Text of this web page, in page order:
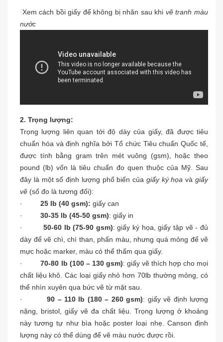
Xem cách bồi giấy để không bị nhăn sau khi vẽ tranh màu
nước
2. Trọng lượng:
Trọng lượng liên quan tới độ dày của giấy, đã được tiêu
chuẩn hóa và định nghĩa bởi Tổ chức Tiêu chuẩn Quốc tế,
được tính bằng gram trên mét vuông (gsm), hoặc theo
pound (lb) vốn là tiêu chuẩn đo quen thuộc của Mỹ. Sau
đây là một số định lượng phổ biến của giấy ký họa vàgiấy
vẽ (số đo là tương đối):
· 25 lb (40 gsm): giấy can
· 30-35 lb (45-50 gsm): giấy in
· 50-60 lb (75-90 gsm): giấy ký họa, giấy tập vẽ - đủ
dày để vẽ chì, chì than, phấn màu, nhưng quá mỏng để vẽ
mực hoặc marker, màu có thể thấm qua giấy.
·70-80 lb (100 – 130 gsm): giấy vẽ thích hợp cho mọi
chất liệu khô. Các loại giấy nhỏ hơn 70lb thường mỏng, có
thể nhìn xuyên qua bức vẽ từ mặt sau.
·90 – 110 lb (180 – 260 gsm): giấy vẽ định lượng
nặng, bristol, giấy vẽ đa chất liệu. Trọng lượng ở khoảng
này tương tự như bìa hoặc poster loại nhẹ. Canson định
lượng này có thể dùng để vẽ màu nước được rồi.